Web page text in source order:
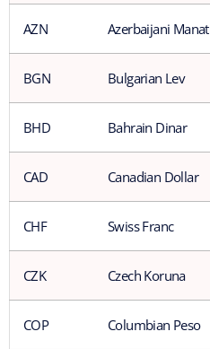
AZN Azerbaijani Manat
BGN Bulgarian Lev
BHD Bahrain Dinar
CAD Canadian Dollar
CHF Swiss Franc
CZK Czech Koruna
COP Columbian Peso